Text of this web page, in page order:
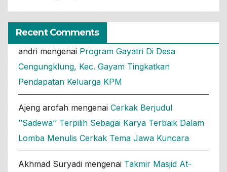
Recent Comments
andri mengenai Program Gayatri Di Desa
Cengungklung, Kec. Gayam Tingkatkan
Pendapatan Keluarga KPM
Ajeng arofah mengenai Cerkak Berjudul
’’Sadewa’’ Terpilih Sebagai Karya Terbaik Dalam
Lomba Menulis Cerkak Tema Jawa Kuncara
Akhmad Suryadi mengenai Takmir Masjid At-